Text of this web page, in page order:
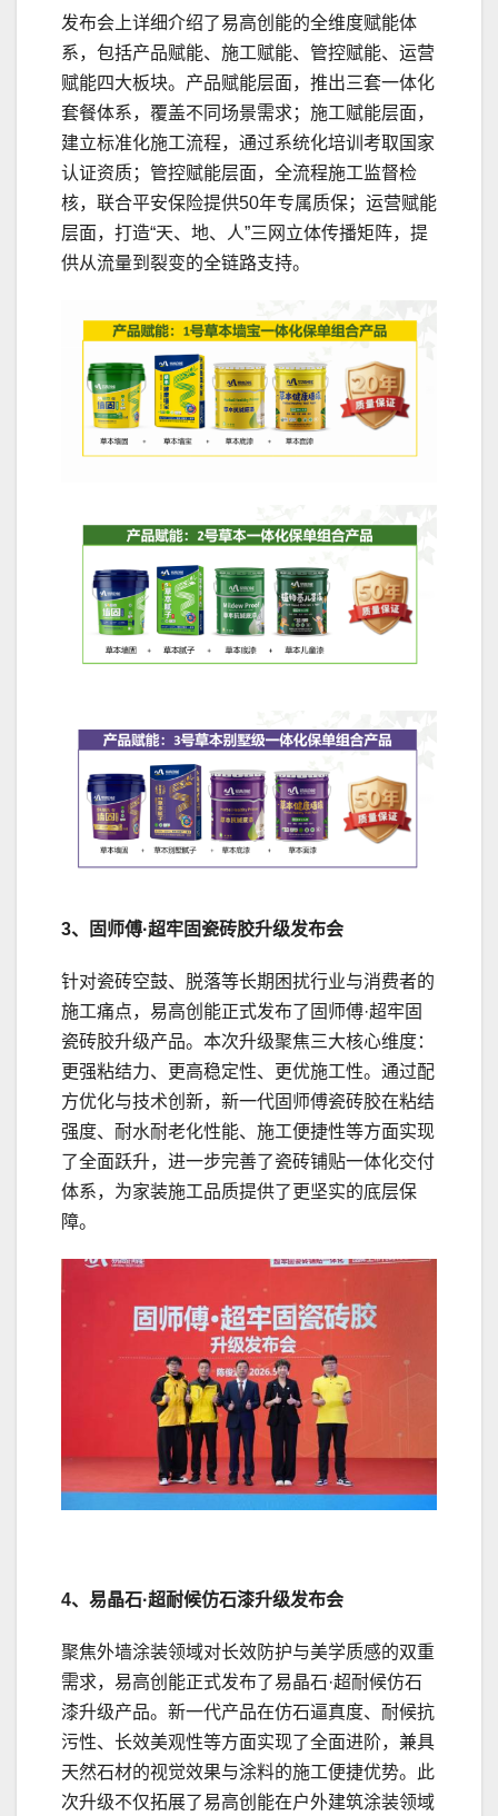
发布会上详细介绍了易高创能的全维度赋能体
系，包括产品赋能、施工赋能、管控赋能、运营
赋能四大板块。产品赋能层面，推出三套一体化
套餐体系，覆盖不同场景需求；施工赋能层面，
建立标准化施工流程，通过系统化培训考取国家
认证资质；管控赋能层面，全流程施工监督检
核，联合平安保险提供50年专属质保；运营赋能
层面，打造“天、地、人”三网立体传播矩阵，提
供从流量到裂变的全链路支持。
3、固师傅·超牢固瓷砖胶升级发布会
针对瓷砖空鼓、脱落等长期困扰行业与消费者的
施工痛点，易高创能正式发布了固师傅·超牢固
瓷砖胶升级产品。本次升级聚焦三大核心维度：
更强粘结力、更高稳定性、更优施工性。通过配
方优化与技术创新，新一代固师傅瓷砖胶在粘结
强度、耐水耐老化性能、施工便捷性等方面实现
了全面跃升，进一步完善了瓷砖铺贴一体化交付
体系，为家装施工品质提供了更坚实的底层保
障。
4、易晶石·超耐候仿石漆升级发布会
聚焦外墙涂装领域对长效防护与美学质感的双重
需求，易高创能正式发布了易晶石·超耐候仿石
漆升级产品。新一代产品在仿石逼真度、耐候抗
污性、长效美观性等方面实现了全面进阶，兼具
天然石材的视觉效果与涂料的施工便捷优势。此
次升级不仅拓展了易高创能在户外建筑涂装领域